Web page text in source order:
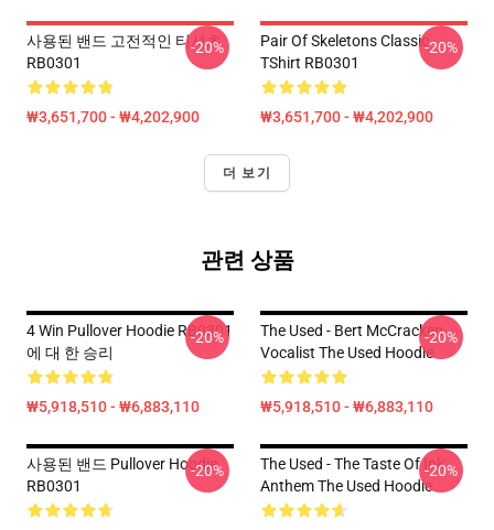
사용된 밴드 고전적인 티셔츠
RB0301
₩3,651,700 - ₩4,202,900
-20%
Pair Of Skeletons Classic
TShirt RB0301
₩3,651,700 - ₩4,202,900
-20%
더 보기
관련 상품
4 Win Pullover Hoodie RB0301
에 대 한 승리
₩5,918,510 - ₩6,883,110
-20%
The Used - Bert McCracken
Vocalist The Used Hoodie
₩5,918,510 - ₩6,883,110
-20%
사용된 밴드 Pullover Hoodie
RB0301
-20%
The Used - The Taste Of Ink
Anthem The Used Hoodie
-20%